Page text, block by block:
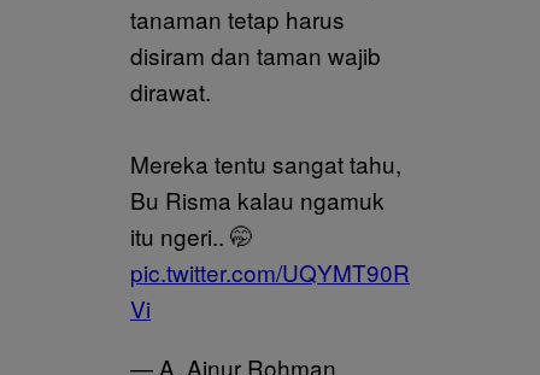
tanaman tetap harus
disiram dan taman wajib
dirawat.
Mereka tentu sangat tahu,
Bu Risma kalau ngamuk
itu ngeri.. 🤭
pic.twitter.com/UQYMT90R
Vi
— A. Ainur Rohman